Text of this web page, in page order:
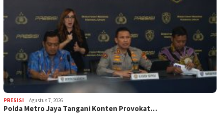
PRESISI Agustus 7, 2026
Polda Metro Jaya Tangani Konten Provokat…